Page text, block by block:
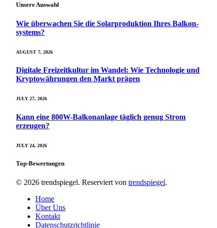
Unsere Auswahl
Wie überwachen Sie die Solarproduktion Ihres Balkon­
systems?
AUGUST 7, 2026
Digitale Freizeitkultur im Wandel: Wie Technologie und
Kryptowährungen den Markt prägen
JULY 27, 2026
Kann eine 800W-Balkonanlage täglich genug Strom
erzeugen?
JULY 24, 2026
Top-Bewertungen
© 2026 trendspiegel. Reserviert von trendspiegel.
Home
Über Uns
Kontakt
Datenschutzrichtlinie